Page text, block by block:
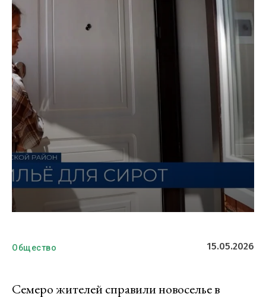
Общество 15.05.2026
Семеро жителей справили новоселье в